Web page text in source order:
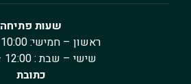
שעות פתיחה
ראשון – חמישי: 10:00 – 22:00
שישי – שבת : 12:00 – 22:00
כתובת